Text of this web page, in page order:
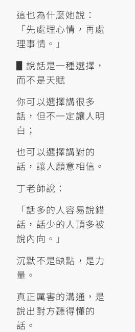
這也為什麼她說：
「先處理心情，再處
理事情。」
▋說話是一種選擇，
而不是天賦
你可以選擇講很多
話，但不一定讓人明
白；
也可以選擇講對的
話，讓人願意相信。
丁老師說：
「話多的人容易說錯
話，話少的人頂多被
說內向。」
沉默不是缺點，是力
量。
真正厲害的溝通，是
說出對方聽得懂的
話。